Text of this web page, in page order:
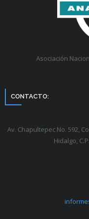
Asociación
CONTACTO:
Av. Chapultepec No. 592,
Hidalgo,